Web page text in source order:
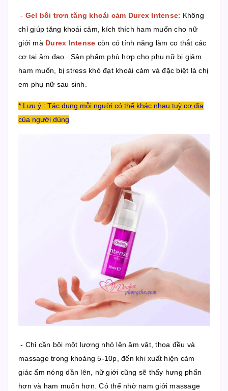
- Gel bôi trơn tăng khoái cảm Durex Intense: Không
chỉ giúp tăng khoái cảm, kích thích ham muốn cho nữ
giới mà Durex Intense còn có tính năng làm co thắt các
cơ tại âm đạo . Sản phẩm phù hợp cho phụ nữ bị giảm
ham muốn, bị stress khó đạt khoái cảm và đặc biệt là chị
em phụ nữ sau sinh.
* Lưu ý : Tác dụng mỗi người có thể khác nhau tuỳ cơ địa
của người dùng
- Chỉ cần bôi một lượng nhỏ lên âm vật, thoa đều và
massage trong khoảng 5-10p, đến khi xuất hiện cảm
giác ấm nóng dần lên, nữ giới cũng sẽ thấy hưng phấn
hơn và ham muốn hơn. Có thể nhờ nam giới massage